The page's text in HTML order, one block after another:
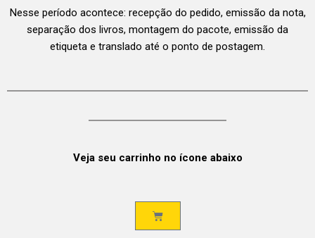
Nesse período acontece: recepção do pedido, emissão da nota,
separação dos livros, montagem do pacote, emissão da
etiqueta e translado até o ponto de postagem.
Veja seu carrinho no ícone abaixo